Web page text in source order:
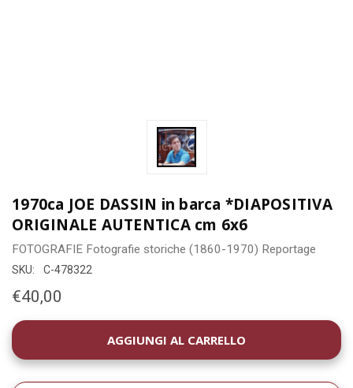
1970ca JOE DASSIN in barca *DIAPOSITIVA
ORIGINALE AUTENTICA cm 6x6
FOTOGRAFIE Fotografie storiche (1860-1970) Reportage
SKU: C-478322
€40,00
DISPONIBILITÀ
ATTUALE: